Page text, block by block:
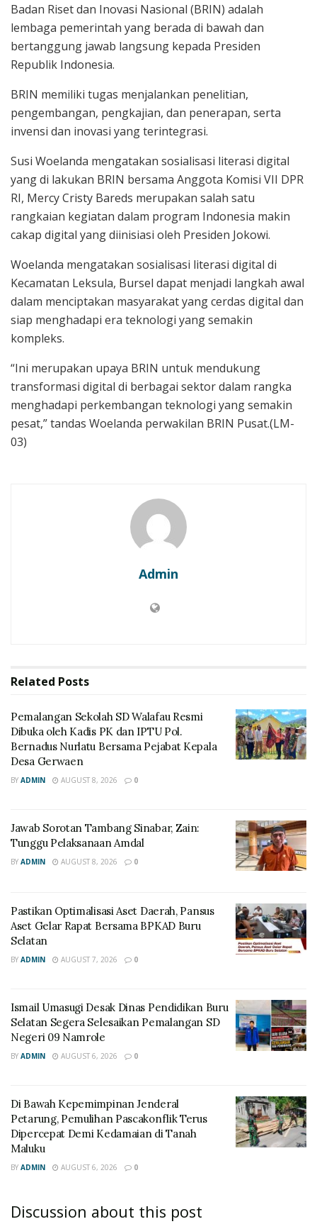
Badan Riset dan Inovasi Nasional (BRIN) adalah
lembaga pemerintah yang berada di bawah dan
bertanggung jawab langsung kepada Presiden
Republik Indonesia.
BRIN memiliki tugas menjalankan penelitian,
pengembangan, pengkajian, dan penerapan, serta
invensi dan inovasi yang terintegrasi.
Susi Woelanda mengatakan sosialisasi literasi digital
yang di lakukan BRIN bersama Anggota Komisi VII DPR
RI, Mercy Cristy Bareds merupakan salah satu
rangkaian kegiatan dalam program Indonesia makin
cakap digital yang diinisiasi oleh Presiden Jokowi.
Woelanda mengatakan sosialisasi literasi digital di
Kecamatan Leksula, Bursel dapat menjadi langkah awal
dalam menciptakan masyarakat yang cerdas digital dan
siap menghadapi era teknologi yang semakin
kompleks.
“Ini merupakan upaya BRIN untuk mendukung
transformasi digital di berbagai sektor dalam rangka
menghadapi perkembangan teknologi yang semakin
pesat,” tandas Woelanda perwakilan BRIN Pusat.(LM-
03)
Admin
Related Posts
Pemalangan Sekolah SD Walafau Resmi
Dibuka oleh Kadis PK dan IPTU Pol.
Bernadus Nurlatu Bersama Pejabat Kepala
Desa Gerwaen
BY ADMIN AUGUST 8, 2026 0
Jawab Sorotan Tambang Sinabar, Zain:
Tunggu Pelaksanaan Amdal
BY ADMIN AUGUST 8, 2026 0
Pastikan Optimalisasi Aset Daerah, Pansus
Aset Gelar Rapat Bersama BPKAD Buru
Selatan
BY ADMIN AUGUST 7, 2026 0
Ismail Umasugi Desak Dinas Pendidikan Buru
Selatan Segera Selesaikan Pemalangan SD
Negeri 09 Namrole
BY ADMIN AUGUST 6, 2026 0
Di Bawah Kepemimpinan Jenderal
Petarung, Pemulihan Pascakonflik Terus
Dipercepat Demi Kedamaian di Tanah
Maluku
BY ADMIN AUGUST 6, 2026 0
Discussion about this post